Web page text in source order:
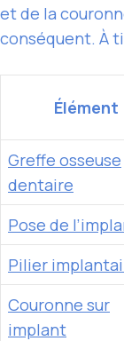
et de la
conséquent. À
Élément
Greffe osseuse
dentaire
Pose de
Pilier
Couronne sur
implant